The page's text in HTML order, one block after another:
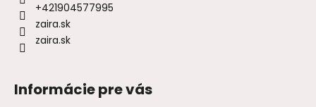
+421904577995
zaira.sk
zaira.sk
Informácie pre vás